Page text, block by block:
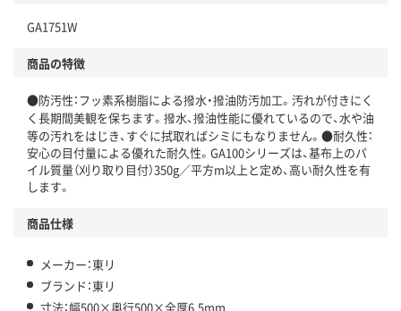
GA1751W
商品の特徴
●防汚性：フッ素系樹脂による撥水・撥油防汚加工。汚れが付きにく
く長期間美観を保ちます。撥水、撥油性能に優れているので、水や油
等の汚れをはじき、すぐに拭取ればシミにもなりません。●耐久性：
安心の目付量による優れた耐久性。GA100シリーズは、基布上のパ
イル質量（刈り取り目付）350g／平方m以上と定め、高い耐久性を有
します。
商品仕様
メーカー：東リ
ブランド：東リ
寸法：幅500×奥行500×全厚6.5mm